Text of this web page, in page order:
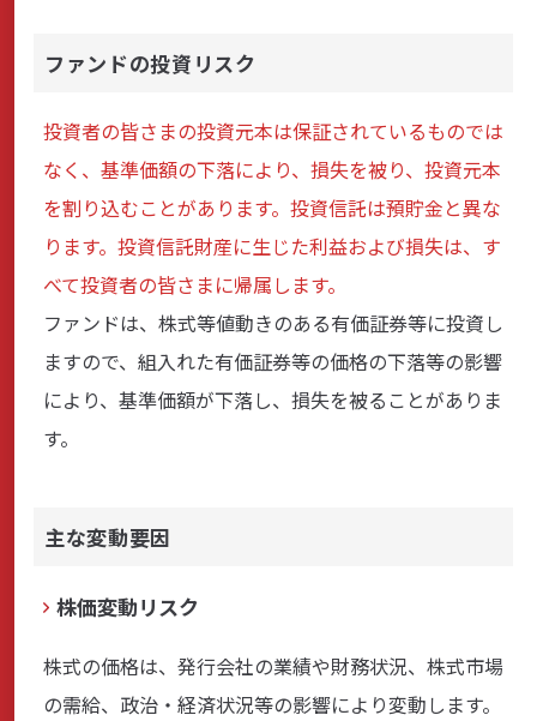
ファンドの投資リスク
投資者の皆さまの投資元本は保証されているものでは
なく、基準価額の下落により、損失を被り、投資元本
を割り込むことがあります。投資信託は預貯金と異な
ります。投資信託財産に生じた利益および損失は、す
べて投資者の皆さまに帰属します。
ファンドは、株式等値動きのある有価証券等に投資し
ますので、組入れた有価証券等の価格の下落等の影響
により、基準価額が下落し、損失を被ることがありま
す。
主な変動要因
株価変動リスク
株式の価格は、発行会社の業績や財務状況、株式市場
の需給、政治・経済状況等の影響により変動します。